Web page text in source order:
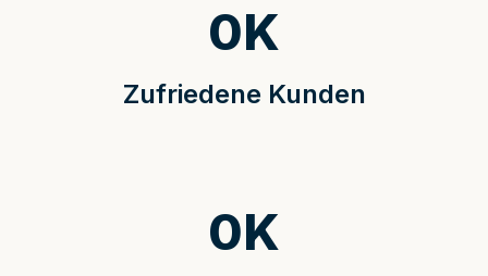
Zufriedene Kunden
0K
0K